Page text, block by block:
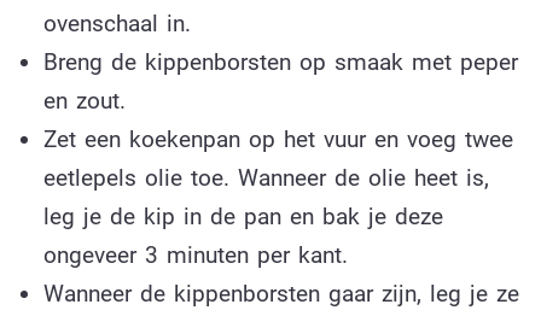
ovenschaal in.
Breng de kippenborsten op smaak met peper
en zout.
Zet een koekenpan op het vuur en voeg twee
eetlepels olie toe. Wanneer de olie heet is,
leg je de kip in de pan en bak je deze
ongeveer 3 minuten per kant.
Wanneer de kippenborsten gaar zijn, leg je ze